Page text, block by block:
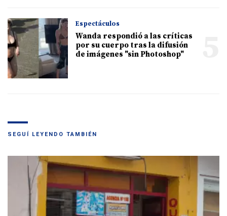
Espectáculos
Wanda respondió a las críticas
por su cuerpo tras la difusión
de imágenes "sin Photoshop"
SEGUÍ LEYENDO TAMBIÉN